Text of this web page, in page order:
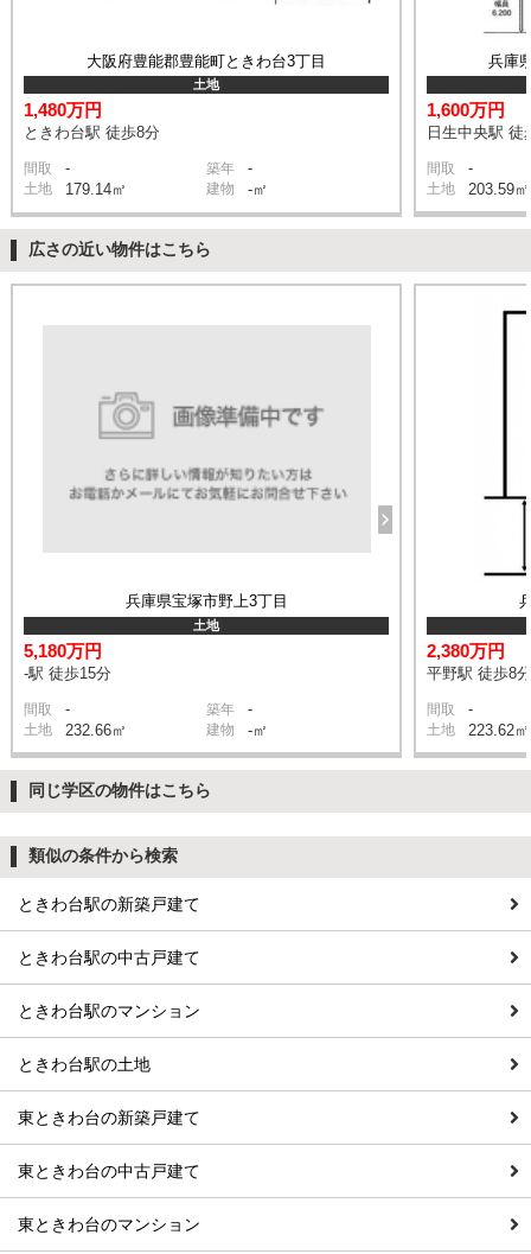
大阪府豊能郡豊能町ときわ台3丁目
土地
1,480万円
ときわ台駅 徒歩8分
間取 - 築年 -
土地 179.14㎡ 建物 -㎡
兵庫
1,600万円
日生中央駅 徒
間取 -
土地 203.59㎡
広さの近い物件はこちら
兵庫県宝塚市野上3丁目
土地
5,180万円
-駅 徒歩15分
間取 - 築年 -
土地 232.66㎡ 建物 -㎡
2,380万円
平野駅 徒歩8分
間取 -
土地 223.62㎡
同じ学区の物件はこちら
類似の条件から検索
ときわ台駅の新築戸建て
ときわ台駅の中古戸建て
ときわ台駅のマンション
ときわ台駅の土地
東ときわ台の新築戸建て
東ときわ台の中古戸建て
東ときわ台のマンション